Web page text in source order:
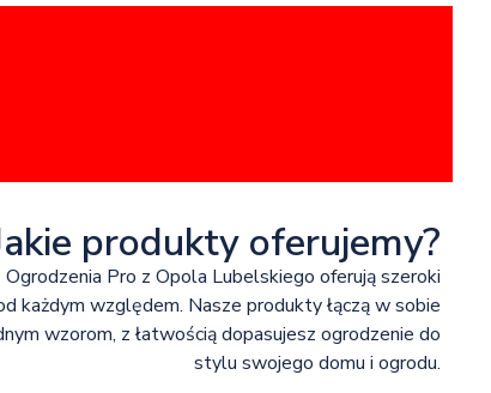
produkty oferujemy?
Pro z Opola Lubelskiego oferują szeroki
każdym względem. Nasze produkty łączą w sobie
wzorom, z łatwością dopasujesz ogrodzenie do
stylu swojego domu i ogrodu.